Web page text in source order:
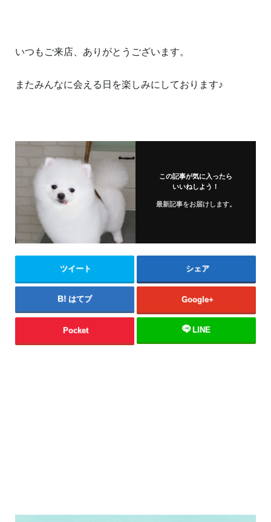
いつもご来店、ありがとうございます。
またみんなに会える日を楽しみにしております♪
この記事が気に入ったら
いいねしよう！
最新記事をお届けします。
ツイート シェア
はてブ Google+
Pocket LINE